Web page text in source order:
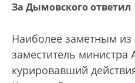
За Дымовского ответил
Наиболее заметным из
заместитель министра
курировавший